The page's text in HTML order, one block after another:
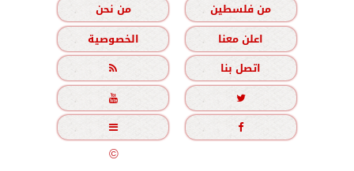
من فلسطين
من نحن
اعلن معنا
الخصوصية
اتصل بنا





جميع الحقوق محفوظة©